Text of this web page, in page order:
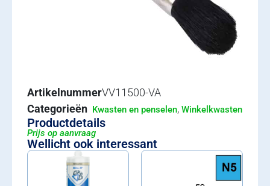
ArtikelnummerVV11500-VA
Categorieën Kwasten en penselen, Winkelkwasten
Productdetails
Prijs op aanvraag
Wellicht ook interessant